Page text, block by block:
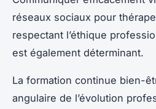
réseaux sociaux pour
respectant l’éthique
est également déterminant.
La formation continue bien-
angulaire de l’évolution